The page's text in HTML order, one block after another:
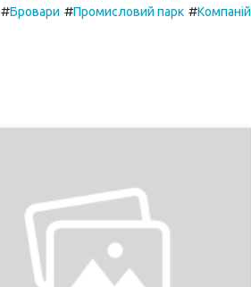
#Бровари #Промисловий парк #Компаній